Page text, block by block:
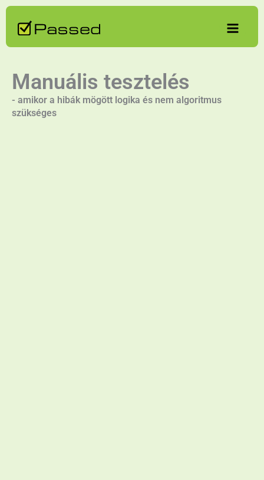
Skip
content
Manuális tesztelés
- amikor a hibák mögött logika és nem algoritmus
szükséges